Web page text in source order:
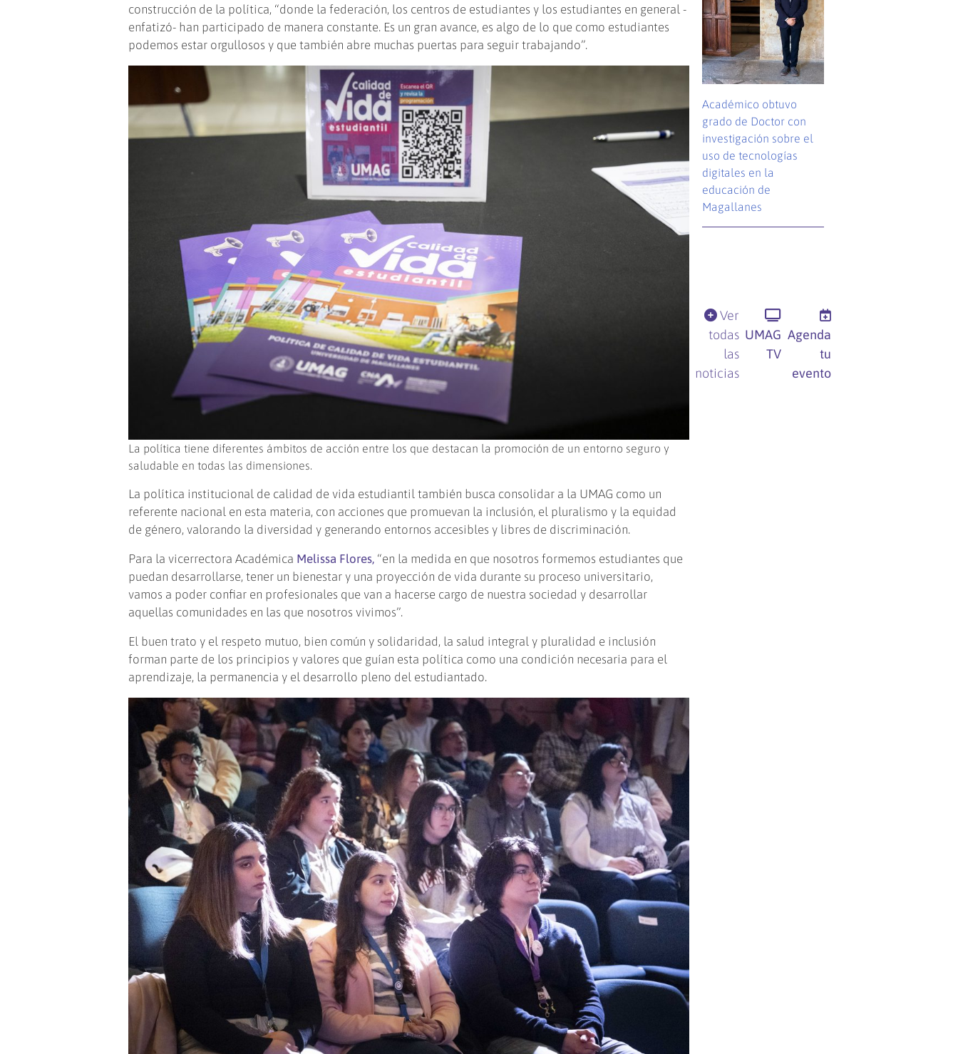
construcción de la política, “donde la federación, los centros de estudiantes y los estudiantes en general -
enfatizó- han participado de manera constante. Es un gran avance, es algo de lo que como estudiantes
podemos estar orgullosos y que también abre muchas puertas para seguir trabajando”.
La política tiene diferentes ámbitos de acción entre los que destacan la promoción de un entorno seguro y
saludable en todas las dimensiones.
La política institucional de calidad de vida estudiantil también busca consolidar a la UMAG como un
referente nacional en esta materia, con acciones que promuevan la inclusión, el pluralismo y la equidad
de género, valorando la diversidad y generando entornos accesibles y libres de discriminación.
Para la vicerrectora Académica Melissa Flores, “en la medida en que nosotros formemos estudiantes que
puedan desarrollarse, tener un bienestar y una proyección de vida durante su proceso universitario,
vamos a poder confiar en profesionales que van a hacerse cargo de nuestra sociedad y desarrollar
aquellas comunidades en las que nosotros vivimos”.
El buen trato y el respeto mutuo, bien común y solidaridad, la salud integral y pluralidad e inclusión
forman parte de los principios y valores que guían esta política como una condición necesaria para el
aprendizaje, la permanencia y el desarrollo pleno del estudiantado.
Académico obtuvo
grado de Doctor con
investigación sobre el
uso de tecnologías
digitales en la
educación de
Magallanes
Ver
todas
las
noticias
UMAG
TV
Agenda
tu
evento